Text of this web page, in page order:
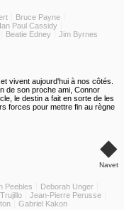
Bruce Payne
Ian Paul Cassidy
Beatie Edney
Jim Byrnes
vivent aujourd'hui à nos côtés.
de son proche ami, Connor
le destin a fait en sorte de les
forces pour mettre fin au règne
◆
Navet
Peebles
Deborah Unger
Jean-Pierre Perusse
Gabriel Kakon